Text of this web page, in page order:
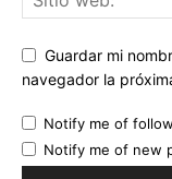
Guardar mi
navegador la
Notify me of
Notify me of new